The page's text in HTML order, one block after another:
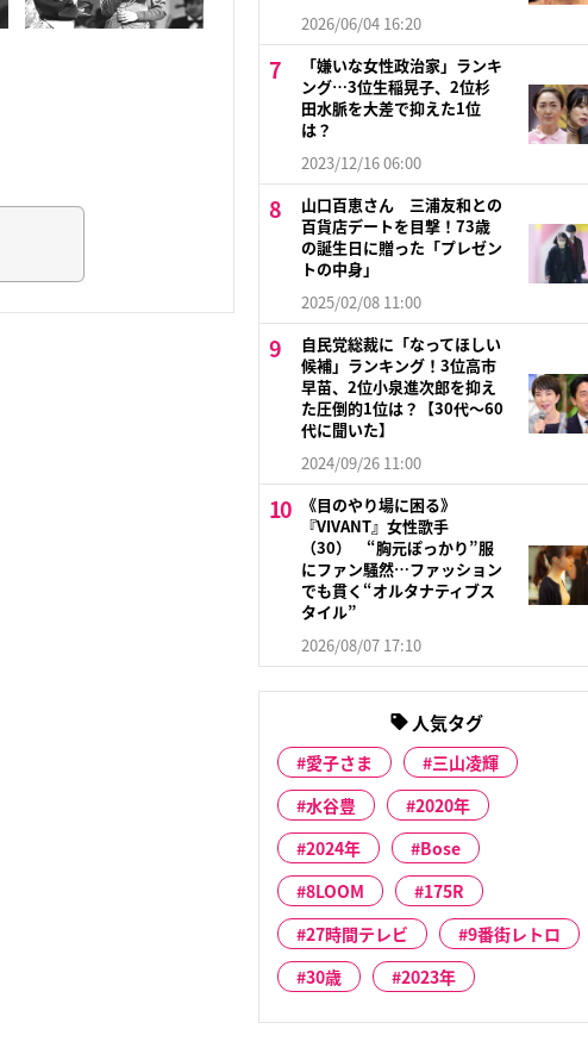
2026/06/04 16:20
「嫌いな女性政治家」ランキ
ング…3位生稲晃子、2位杉
田水脈を大差で抑えた1位
は？
2023/12/16 06:00
山口百恵さん 三浦友和との
百貨店デートを目撃！73歳
の誕生日に贈った「プレゼン
トの中身」
2025/02/08 11:00
自民党総裁に「なってほしい
候補」ランキング！3位高市
早苗、2位小泉進次郎を抑え
た圧倒的1位は？【30代〜60
代に聞いた】
2024/09/26 11:00
《目のやり場に困る》
『VIVANT』女性歌手
（30） “胸元ぽっかり”服
にファン騒然…ファッション
でも貫く“オルタナティブス
タイル”
2026/08/07 17:10
人気タグ
愛子さま
三山凌輝
水谷豊
2020年
2024年
Bose
8LOOM
175R
27時間テレビ
9番街レトロ
30歳
2023年